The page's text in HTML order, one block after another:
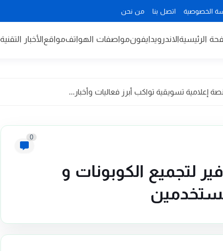
الخصوصية اتصل بنا من نحن
الرئيسيةالاندرويدايفونمواصفات الهواتفمواقعالأخبار التقنية
تسويقية تواكب أبرز فعاليات وأخبار...
0
لتجميع الكوبونات و